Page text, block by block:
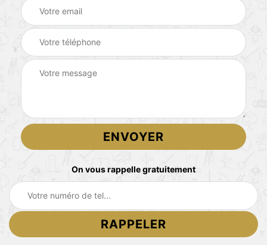
On vous rappelle gratuitement